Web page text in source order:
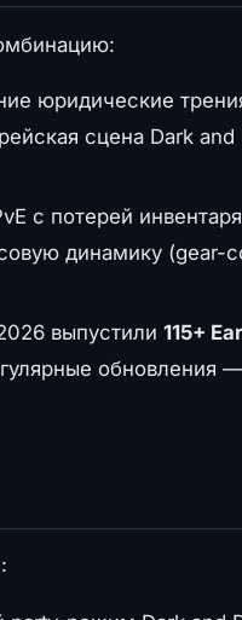
юридические
сцена Dark and
с потерей
динамику (gear-
выпустили 115+
обновления